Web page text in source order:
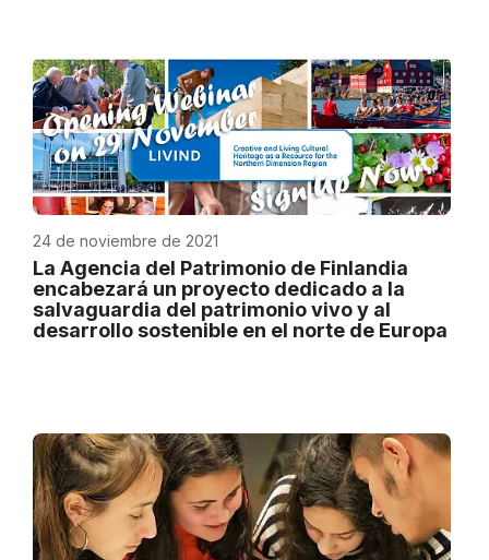
24 de noviembre de 2021
La Agencia del Patrimonio de Finlandia
encabezará un proyecto dedicado a la
salvaguardia del patrimonio vivo y al
desarrollo sostenible en el norte de Europa